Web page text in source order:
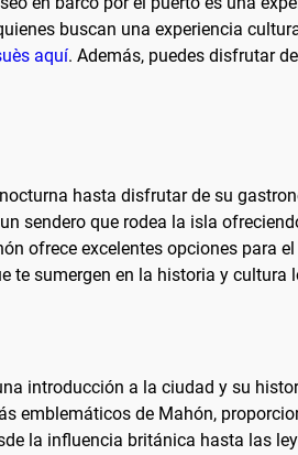
buscan una experiencia
aquí. Además, puedes disfrutar
hasta disfrutar de su
sendero que rodea la isla
ofrece excelentes opciones para
te sumergen en la historia y cultura
introducción a la ciudad y su
emblemáticos de Mahón,
la influencia británica hasta las